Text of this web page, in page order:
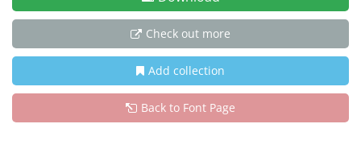
Check out more
Add collection
Back to Font Page